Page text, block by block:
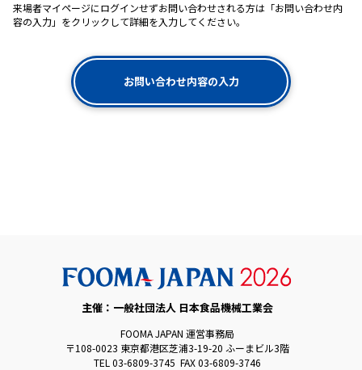
来場者マイページにログインせずお問い合わせされる方は「お問い合わせ内
容の入力」をクリックして詳細を入力してください。
お問い合わせ内容の入力
主催：一般社団法人 日本食品機械工業会
FOOMA JAPAN 運営事務局
〒108-0023 東京都港区芝浦3-19-20 ふーまビル3階
TEL 03-6809-3745 FAX 03-6809-3746